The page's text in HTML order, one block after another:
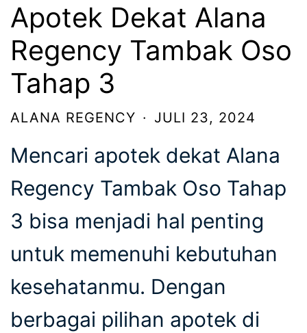
Apotek Dekat Alana
Regency Tambak Oso
Tahap 3
ALANA REGENCY · JULI 23, 2024
Mencari apotek dekat Alana
Regency Tambak Oso Tahap
3 bisa menjadi hal penting
untuk memenuhi kebutuhan
kesehatanmu. Dengan
berbagai pilihan apotek di